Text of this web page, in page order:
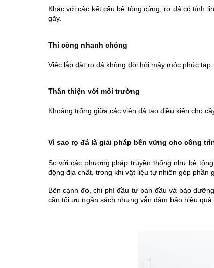
Khác với các kết cấu bê tông cứng, rọ đá có tính
gãy.
Thi công nhanh chóng
Việc lắp đặt rọ đá không đòi hỏi máy móc phức
Thân thiện với môi trường
Khoảng trống giữa các viên đá tạo điều kiện cho
Vì sao rọ đá là giải pháp bền vững cho công
So với các phương pháp truyền thống như bê
động địa chất, trong khi vật liệu tự nhiên góp phần
Bên cạnh đó, chi phí đầu tư ban đầu và bảo
cần tối ưu ngân sách nhưng vẫn đảm bảo hiệu quả